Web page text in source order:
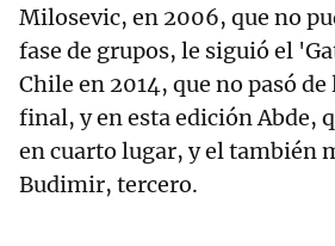
Milosevic, en 2006, que no
fase de grupos, le siguió el
Chile en 2014, que no pasó de
final, y en esta edición Abde,
en cuarto lugar, y el también
Budimir, tercero.